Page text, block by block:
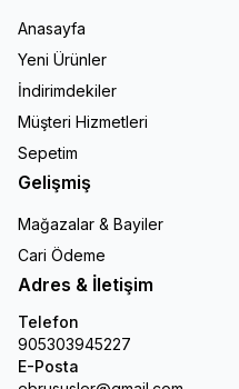
Anasayfa
Yeni Ürünler
İndirimdekiler
Müşteri Hizmetleri
Sepetim
Gelişmiş
Mağazalar & Bayiler
Cari Ödeme
Adres & İletişim
Telefon
905303945227
E-Posta